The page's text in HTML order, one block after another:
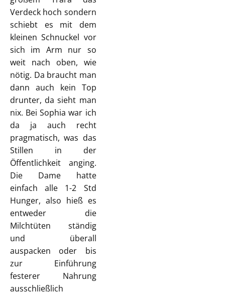
Verdeck hoch sondern
schiebt es mit dem
kleinen Schnuckel vor
sich im Arm nur so
weit nach oben, wie
nötig. Da braucht man
dann auch kein Top
drunter, da sieht man
nix. Bei Sophia war ich
da ja auch recht
pragmatisch, was das
Stillen in der
Öffentlichkeit anging.
Die Dame hatte
einfach alle 1-2 Std
Hunger, also hieß es
entweder die
Milchtüten ständig
und überall
auspacken oder bis
zur Einführung
festerer Nahrung
ausschließlich